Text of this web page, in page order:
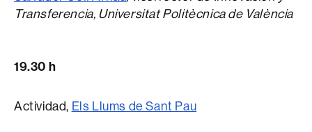
Transferencia, Universitat Politècnica de València
19.30 h
Actividad, Els Llums de Sant Pau